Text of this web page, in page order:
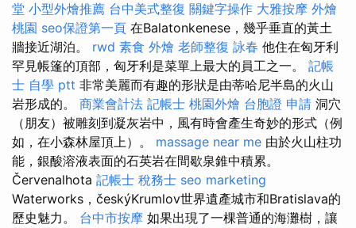
堂 小型外燴推薦 台中美式整復 關鍵字操作 大雅按摩 外燴
桃園 seo保證第一頁 在Balatonkenese，幾乎垂直的黃土
牆接近湖泊。 rwd 素食 外燴 老師整復 詠春 他住在匈牙利
罕見帳篷的頂部，匈牙利是菜單上最大的員工之一。 記帳
士 自學 ptt 非常美麗而有趣的形狀是由蒂哈尼半島的火山
岩形成的。 商業會計法 記帳士 桃園外燴 台胞證 申請 洞穴
（朋友）被雕刻到凝灰岩中，風有時會產生奇妙的形式（例
如，在小森林屋頂上）。 massage near me 由於火山柱功
能，銀酸溶液表面的石英岩在間歇泉錐中積累。
Červenalhota 記帳士 稅務士 seo marketing
Waterworks，českýKrumlov世界遺產城市和Bratislava的
歷史魅力。 台中市按摩 如果出現了一棵普通的海灘樹，讓